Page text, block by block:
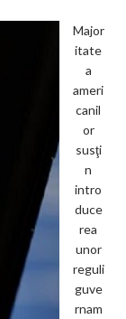
Major
itate
a
ameri
canil
or
susţi
n
intro
duce
rea
unor
reguli
guve
rnam